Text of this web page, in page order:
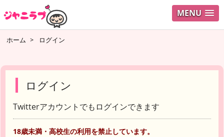
MENU
ホーム > ログイン
ログイン
Twitterアカウントでもログインできます
18歳未満・高校生の利用を禁止しています。